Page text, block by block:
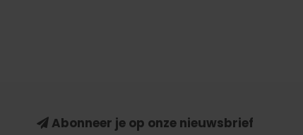
Abonneer je op onze nieuwsbrief